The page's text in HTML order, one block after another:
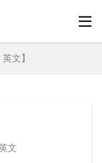
文】
文